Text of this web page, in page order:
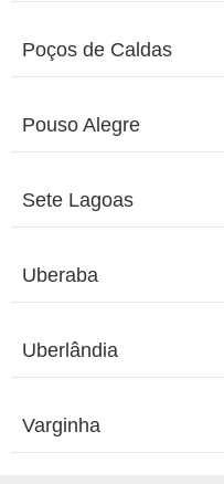
Poços de Caldas
Pouso Alegre
Sete Lagoas
Uberaba
Uberlândia
Varginha